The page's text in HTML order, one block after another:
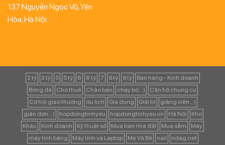
137 Nguyễn Ngọc Vũ, Yên
Hòa, Hà Nội
2 tỷ 3 tỷ 5 5 tỷ 6 6 tỷ 7 8 tỷ 9 tỷ
Bán hàng - Kinh doanh
Bóng đá
Cho thuê Chào bán chạy bộ...)
Căn hộ chung cư
Cơ hội giao thương
du lịch Gia dụng Giải trí
giảng viên...)
giản đơn...)
hopdongtinhyeu hopdongtinhyeu.vn Hà Nội
Kho
Khác
Kinh doanh Kỹ thuật số Mua bán nhà đất Mua sắm
Máy
máy tính bảng
Máy tính và Laptop Mẹ Và Bé nail
ndag.net